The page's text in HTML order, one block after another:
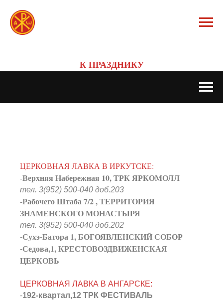
К ПРАЗДНИКУ
ЦЕРКОВНАЯ ЛАВКА В ИРКУТСКЕ:
-Верхняя Набережная 10, ТРК ЯРКОМОЛЛ
тел. 3(952) 500-040 доб.203
-Рабочего Штаба 7/2 , ТЕРРИТОРИЯ
ЗНАМЕНСКОГО МОНАСТЫРЯ
тел. 3(952) 500-040 доб.202
-Сухэ-Батора 1, БОГОЯВЛЕНСКИЙ СОБОР
-Седова,1, КРЕСТОВОЗДВИЖЕНСКАЯ
ЦЕРКОВЬ
ЦЕРКОВНАЯ ЛАВКА В АНГАРСКЕ:
-192-квартал,12 ТРК ФЕСТИВАЛЬ